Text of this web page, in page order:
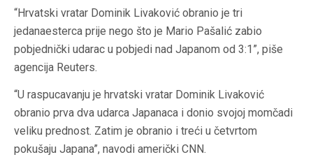
“Hrvatski vratar Dominik Livaković obranio je tri
jedanaesterca prije nego što je Mario Pašalić zabio
pobjednički udarac u pobjedi nad Japanom od 3:1”, piše
agencija Reuters.
“U raspucavanju je hrvatski vratar Dominik Livaković
obranio prva dva udarca Japanaca i donio svojoj momčadi
veliku prednost. Zatim je obranio i treći u četvrtom
pokušaju Japana”, navodi američki CNN.